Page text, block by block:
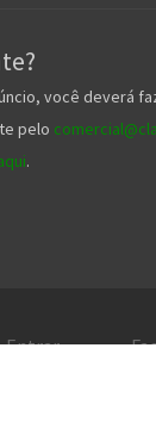
você deverá
pelo
.
Entrar